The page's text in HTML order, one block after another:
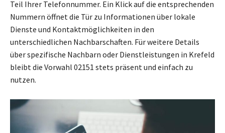
Teil Ihrer Telefonnummer. Ein Klick auf die entsprechenden
Nummern öffnet die Tür zu Informationen über lokale
Dienste und Kontaktmöglichkeiten in den
unterschiedlichen Nachbarschaften. Für weitere Details
über spezifische Nachbarn oder Dienstleistungen in Krefeld
bleibt die Vorwahl 02151 stets präsent und einfach zu
nutzen.